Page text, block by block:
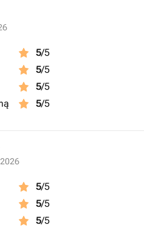
5/5
5/5
5/5
5/5
5/5
5/5
5/5